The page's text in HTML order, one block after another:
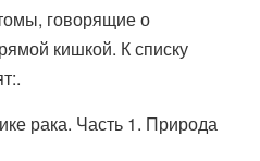
говорящие о
кишкой. К списку
рака. Часть 1. Природа